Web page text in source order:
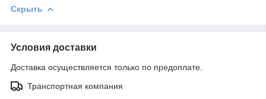
Скрыть
Условия доставки
Доставка осуществляется только по предоплате.
Транспортная компания